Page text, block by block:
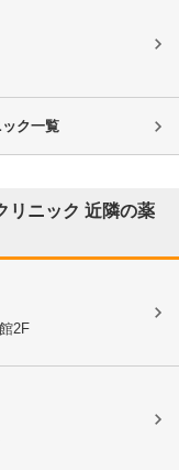
ク一覧
リニック 近隣の薬
2F